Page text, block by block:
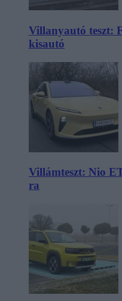
Villanyautó teszt:
kisautó
Villámteszt: Nio
ra